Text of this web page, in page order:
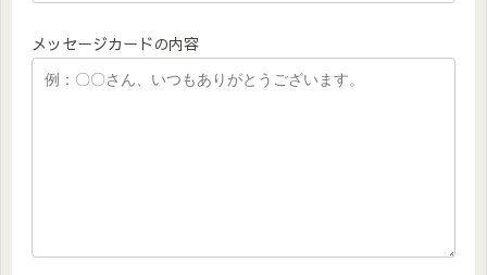
メッセージカードの内容